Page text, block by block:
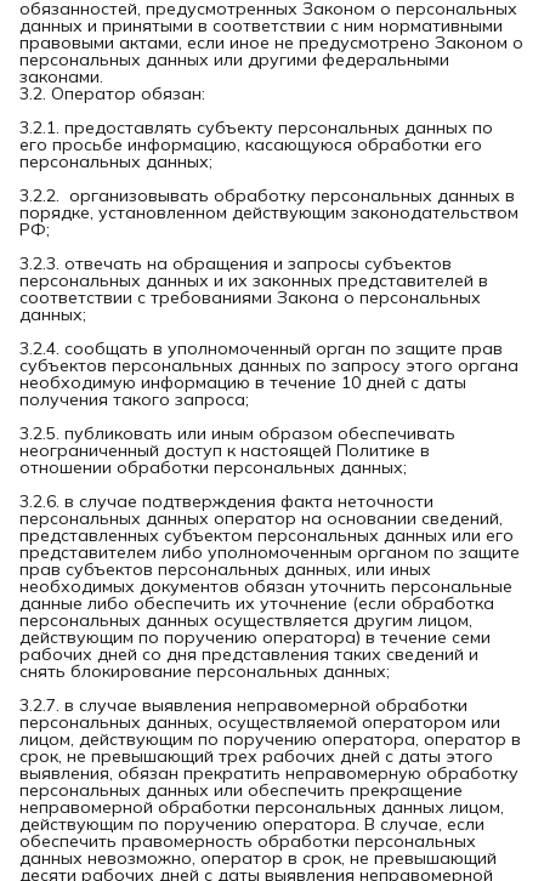
обязанностей, предусмотренных Законом о персональных
данных и принятыми в соответствии с ним нормативными
правовыми актами, если иное не предусмотрено Законом о
персональных данных или другими федеральными
законами.
3.2. Оператор обязан:
3.2.1. предоставлять субъекту персональных данных по
его просьбе информацию, касающуюся обработки его
персональных данных;
3.2.2. организовывать обработку персональных данных в
порядке, установленном действующим законодательством
РФ;
3.2.3. отвечать на обращения и запросы субъектов
персональных данных и их законных представителей в
соответствии с требованиями Закона о персональных
данных;
3.2.4. сообщать в уполномоченный орган по защите прав
субъектов персональных данных по запросу этого органа
необходимую информацию в течение 10 дней с даты
получения такого запроса;
3.2.5. публиковать или иным образом обеспечивать
неограниченный доступ к настоящей Политике в
отношении обработки персональных данных;
3.2.6. в случае подтверждения факта неточности
персональных данных оператор на основании сведений,
представленных субъектом персональных данных или его
представителем либо уполномоченным органом по защите
прав субъектов персональных данных, или иных
необходимых документов обязан уточнить персональные
данные либо обеспечить их уточнение (если обработка
персональных данных осуществляется другим лицом,
действующим по поручению оператора) в течение семи
рабочих дней со дня представления таких сведений и
снять блокирование персональных данных;
3.2.7. в случае выявления неправомерной обработки
персональных данных, осуществляемой оператором или
лицом, действующим по поручению оператора, оператор в
срок, не превышающий трех рабочих дней с даты этого
выявления, обязан прекратить неправомерную обработку
персональных данных или обеспечить прекращение
неправомерной обработки персональных данных лицом,
действующим по поручению оператора. В случае, если
обеспечить правомерность обработки персональных
данных невозможно, оператор в срок, не превышающий
десяти рабочих дней с даты выявления неправомерной